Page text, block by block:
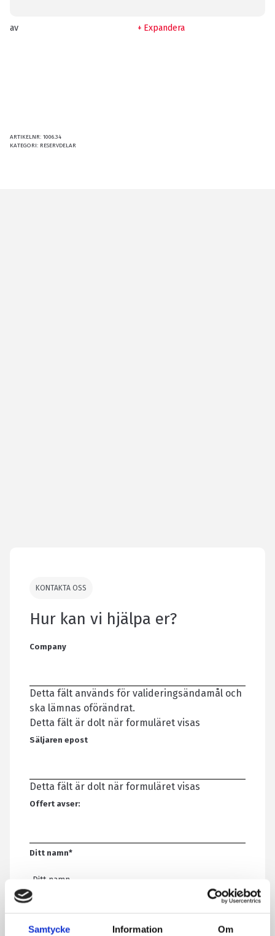
Samtycke Information Om
av Expandera
ARTIKELNR: 1006.34
KATEGORI: RESERVDELAR
KONTAKTA OSS
Hur kan vi hjälpa er?
Company
Detta fält används för valideringsändamål och
ska lämnas oförändrat.
Detta fält är dolt när formuläret visas
Säljaren epost
Detta fält är dolt när formuläret visas
Offert avser:
Ditt namn*
E-post